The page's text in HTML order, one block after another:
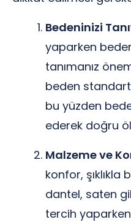
Bedeninizi
yaparken
tanımanız
beden
bu yüzden
ederek doğru
Malzeme ve
konfor, şıklıkla
dantel, saten
tercih